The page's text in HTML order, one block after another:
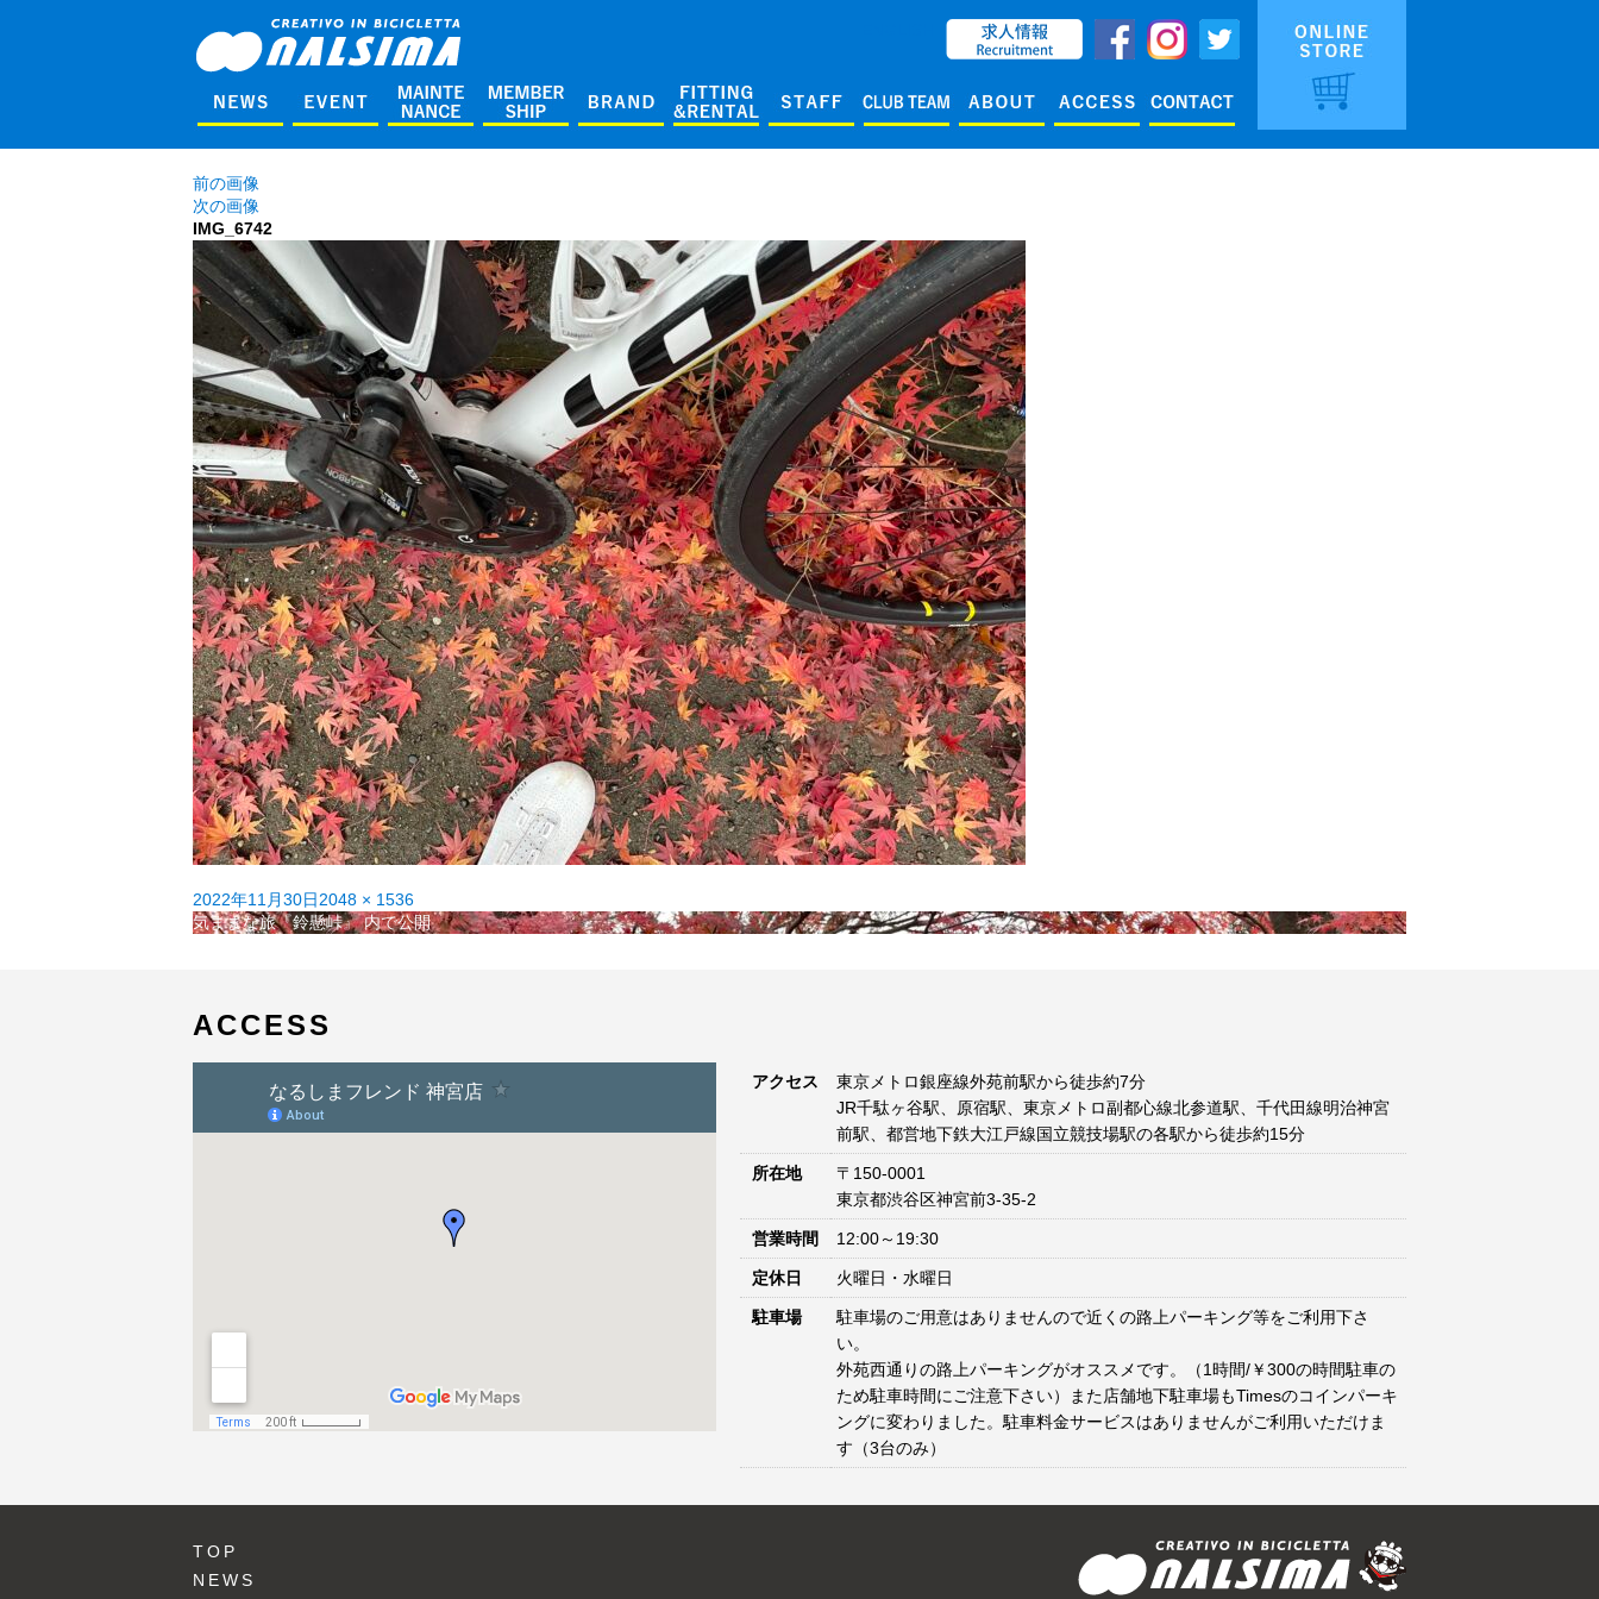
前の画像
次の画像
IMG_6742
投
稿
2022年11月30日フ
ル
2048 × 1536
投
ゲ
ー
気ままな旅『鈴懸峠』 内で公開
ACCESS
アクセス
東京メトロ銀座線外苑前駅から徒歩約7分
JR千駄ヶ谷駅、原宿駅、東京メトロ副都心線北参道駅、千代田線明治神宮
前駅、都営地下鉄大江戸線国立競技場駅の各駅から徒歩約15分
所在地
〒150-0001
東京都渋谷区神宮前3-35-2
営業時間 12:00～19:30
定休日 火曜日・水曜日
駐車場
駐車場のご用意はありませんので近くの路上パーキング等をご利用下さ
い。
外苑西通りの路上パーキングがオススメです。（1時間/￥300の時間駐車の
ため駐車時間にご注意下さい）また店舗地下駐車場もTimesのコインパーキ
ングに変わりました。駐車料金サービスはありませんがご利用いただけま
す（3台のみ）
TOP
NEWS